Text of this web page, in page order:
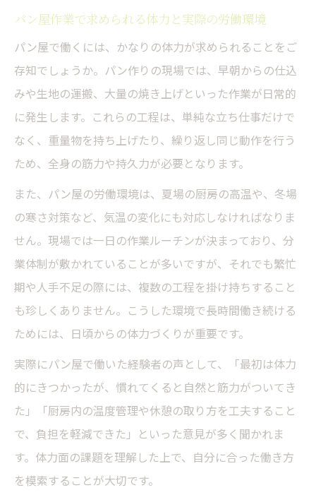
パン屋作業で求められる体力と実際の労働環境
パン屋で働くには、かなりの体力が求められることをご
存知でしょうか。パン作りの現場では、早朝からの仕込
みや生地の運搬、大量の焼き上げといった作業が日常的
に発生します。これらの工程は、単純な立ち仕事だけで
なく、重量物を持ち上げたり、繰り返し同じ動作を行う
ため、全身の筋力や持久力が必要となります。
また、パン屋の労働環境は、夏場の厨房の高温や、冬場
の寒さ対策など、気温の変化にも対応しなければなりま
せん。現場では一日の作業ルーチンが決まっており、分
業体制が敷かれていることが多いですが、それでも繁忙
期や人手不足の際には、複数の工程を掛け持ちすること
も珍しくありません。こうした環境で長時間働き続ける
ためには、日頃からの体力づくりが重要です。
実際にパン屋で働いた経験者の声として、「最初は体力
的にきつかったが、慣れてくると自然と筋力がついてき
た」「厨房内の温度管理や休憩の取り方を工夫すること
で、負担を軽減できた」といった意見が多く聞かれま
す。体力面の課題を理解した上で、自分に合った働き方
を模索することが大切です。